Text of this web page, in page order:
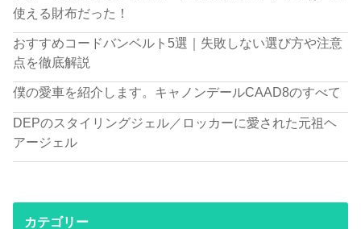
使える財布だった！
おすすめコードバンベルト5選｜失敗しない選び方や注意
点を徹底解説
僕の愛車を紹介します。キャノンデールCAAD8のすべて
DEPのスタイリングジェル／ロッカーに愛された元祖ヘ
アージェル
カテゴリー